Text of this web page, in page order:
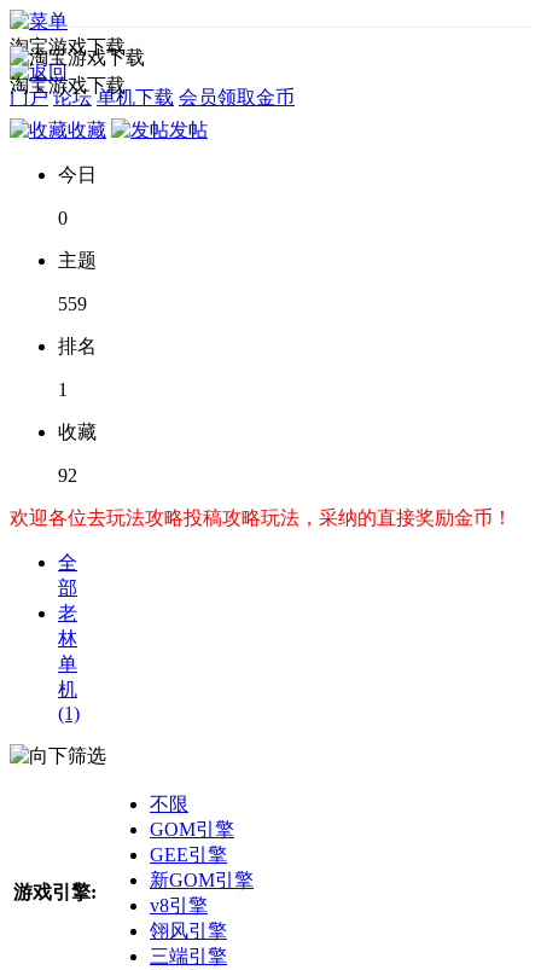
淘宝游戏下载
门户 论坛 单机下载 会员领取金币
淘宝游戏下载
收藏 发帖
今日
0
主题
559
排名
1
收藏
92
欢迎各位去玩法攻略投稿攻略玩法，采纳的直接奖励金币！
全
部
老
林
单
机
(1)
筛选
游戏引擎:
不限
GOM引擎
GEE引擎
新GOM引擎
v8引擎
翎风引擎
三端引擎